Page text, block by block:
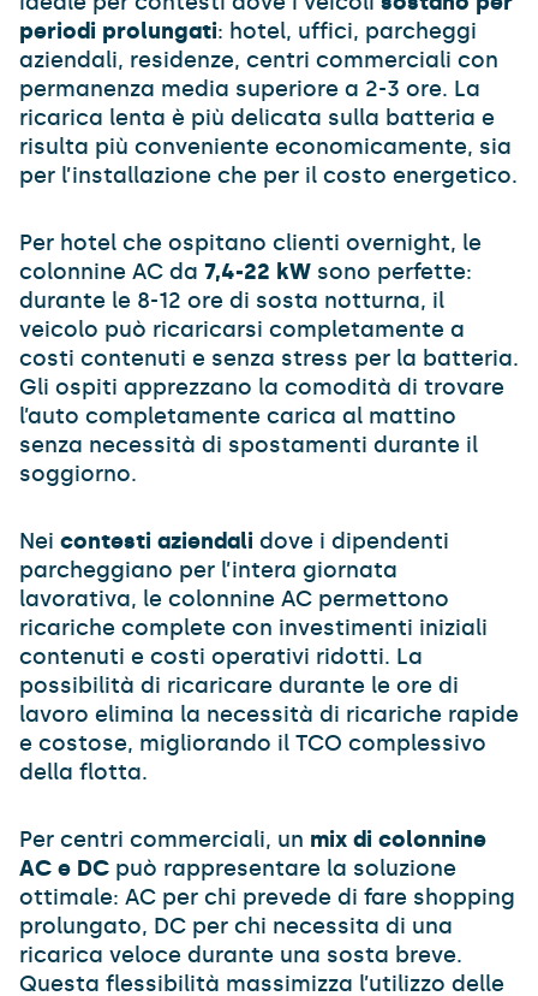
periodi prolungati: hotel, uffici, parcheggi
aziendali, residenze, centri commerciali con
permanenza media superiore a 2-3 ore. La
ricarica lenta è più delicata sulla batteria e
risulta più conveniente economicamente, sia
per l’installazione che per il costo energetico.
Per hotel che ospitano clienti overnight, le
colonnine AC da 7,4-22 kW sono perfette:
durante le 8-12 ore di sosta notturna, il
veicolo può ricaricarsi completamente a
costi contenuti e senza stress per la batteria.
Gli ospiti apprezzano la comodità di trovare
l’auto completamente carica al mattino
senza necessità di spostamenti durante il
soggiorno.
Nei contesti aziendali dove i dipendenti
parcheggiano per l’intera giornata
lavorativa, le colonnine AC permettono
ricariche complete con investimenti iniziali
contenuti e costi operativi ridotti. La
possibilità di ricaricare durante le ore di
lavoro elimina la necessità di ricariche rapide
e costose, migliorando il TCO complessivo
della flotta.
Per centri commerciali, un mix di colonnine
AC e DC può rappresentare la soluzione
ottimale: AC per chi prevede di fare shopping
prolungato, DC per chi necessita di una
ricarica veloce durante una sosta breve.
Questa flessibilità massimizza l’utilizzo delle